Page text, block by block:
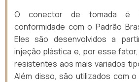
O conector de tomada é
conformidade com o Padrão
Eles são desenvolvidos a
injeção plástica e, por esse
resistentes aos mais variados
Além disso, são utilizados com